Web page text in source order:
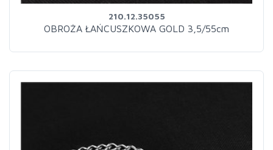
210.12.35055
OBROŻA ŁAŃCUSZKOWA GOLD 3,5/55cm